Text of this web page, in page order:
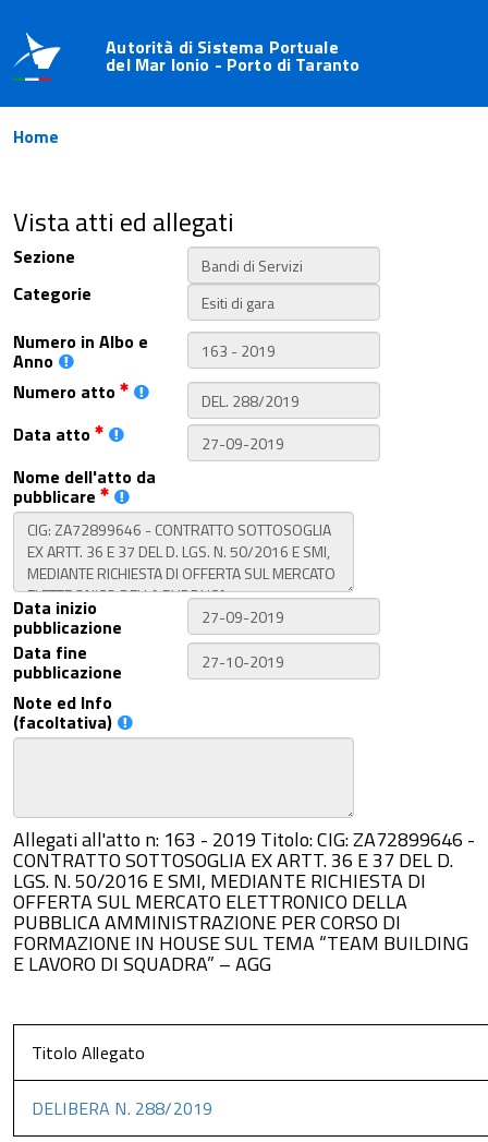
Autorità di Sistema Portuale
del Mar Ionio - Porto di Taranto
Home
Vista atti ed allegati
Sezione
Categorie
Numero in Albo e
Anno
Numero atto
Data atto
Nome dell'atto da
pubblicare
Data inizio
pubblicazione
Data fine
pubblicazione
Note ed Info
(facoltativa)
Allegati all'atto n: 163 - 2019 Titolo: CIG: ZA72899646 -
CONTRATTO SOTTOSOGLIA EX ARTT. 36 E 37 DEL D.
LGS. N. 50/2016 E SMI, MEDIANTE RICHIESTA DI
OFFERTA SUL MERCATO ELETTRONICO DELLA
PUBBLICA AMMINISTRAZIONE PER CORSO DI
FORMAZIONE IN HOUSE SUL TEMA “TEAM BUILDING
E LAVORO DI SQUADRA” – AGG
Titolo Allegato
DELIBERA N. 288/2019